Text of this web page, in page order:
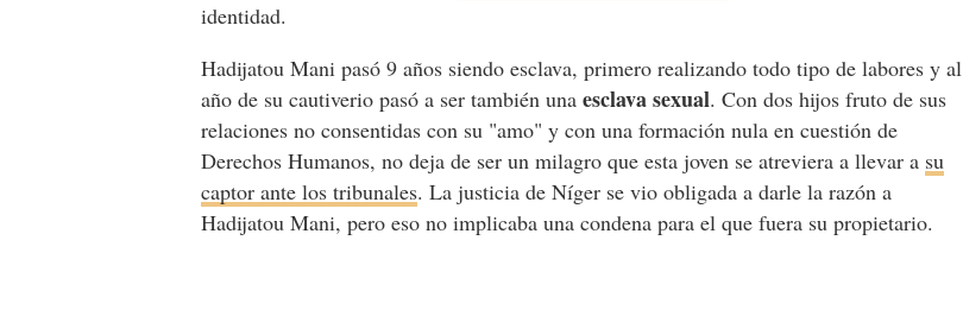
identidad.
Hadijatou Mani pasó 9 años siendo esclava, primero realizando todo tipo de labores y al
año de su cautiverio pasó a ser también unaesclava sexual. Con dos hijos fruto de sus
relaciones no consentidas con su "amo" y con una formación nula en cuestión de
Derechos Humanos, no deja de ser un milagro que esta joven se atreviera a llevar a su
captor ante los tribunales. La justicia de Níger se vio obligada a darle la razón a
Hadijatou Mani, pero eso no implicaba una condena para el que fuera su propietario.